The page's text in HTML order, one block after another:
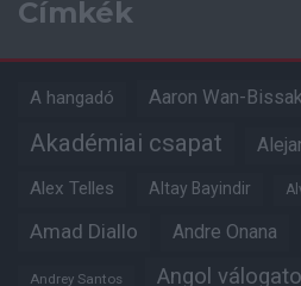
Címkék
A hangadó Aaron Wan-
Akadémiai csapat
Alex Telles Altay Bayindir
Amad Diallo Andre Onana
Andrey Santos Angol